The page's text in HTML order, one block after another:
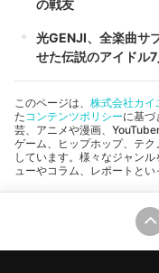
の戦友
光GENJI、全楽曲サ
せた伝説のアイドル
このページは、 株式会社カイ
た コンテンツポリシーに基づ
芸、アニメや漫画、
ゲーム、ヒップホップ、テ
しています。様々なジャン
ューやコラム、レポートとい